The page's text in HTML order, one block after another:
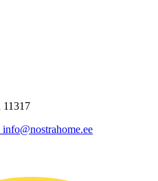
11317
info@nostrahome.ee